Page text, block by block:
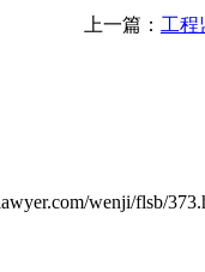
上一篇： 工程
wenji/flsb/